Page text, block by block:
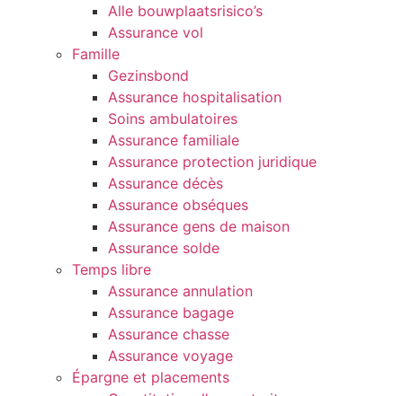
Alle bouwplaatsrisico’s
Assurance vol
Famille
Gezinsbond
Assurance hospitalisation
Soins ambulatoires
Assurance familiale
Assurance protection juridique
Assurance décès
Assurance obséques
Assurance gens de maison
Assurance solde
Temps libre
Assurance annulation
Assurance bagage
Assurance chasse
Assurance voyage
Épargne et placements